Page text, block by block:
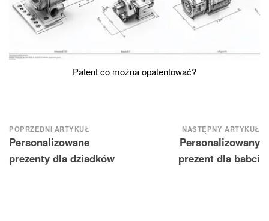
Patent co można opatentować?
Nawigacja
wpisu
POPRZEDNI ARTYKUŁ
Personalizowane
prezenty dla dziadków
NASTĘPNY ARTYKUŁ
Personalizowany
prezent dla babci